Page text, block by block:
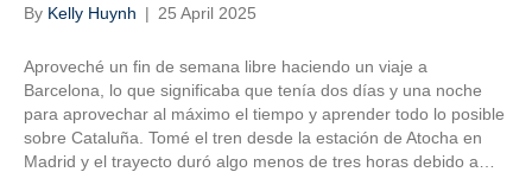
By Kelly Huynh | 25 April 2025
Aproveché un fin de semana libre haciendo un viaje a
Barcelona, lo que significaba que tenía dos días y una noche
para aprovechar al máximo el tiempo y aprender todo lo posible
sobre Cataluña. Tomé el tren desde la estación de Atocha en
Madrid y el trayecto duró algo menos de tres horas debido a…